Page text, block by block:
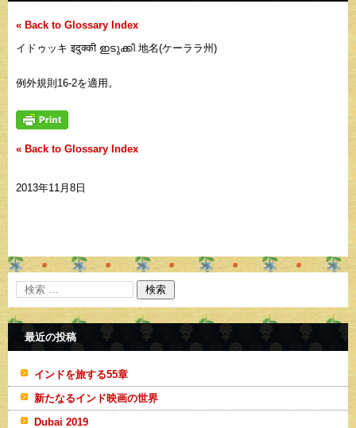
« Back to Glossary Index
イドゥッキ इदुक्की ഇടുക്കി 地名(ケーララ州)
例外規則16-2を適用。
« Back to Glossary Index
2013年11月8日
最近の投稿
インドを旅する55章
新たなるインド映画の世界
Dubai 2019